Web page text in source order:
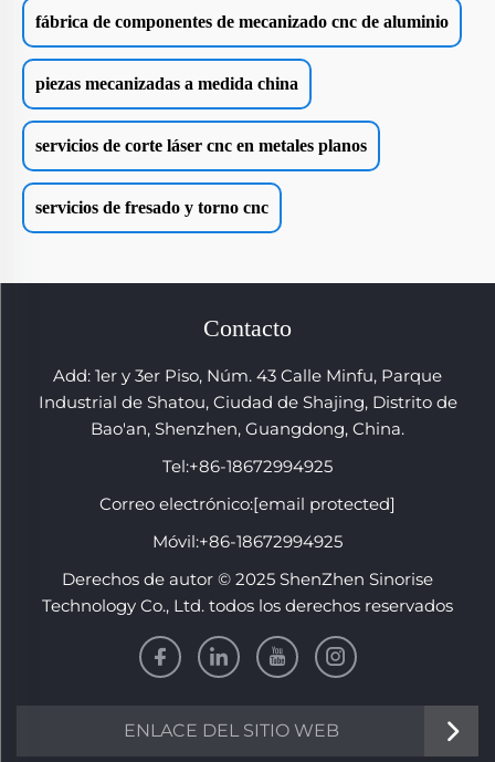
fábrica de componentes de mecanizado cnc de aluminio
piezas mecanizadas a medida china
servicios de corte láser cnc en metales planos
servicios de fresado y torno cnc
Contacto
Add: 1er y 3er Piso, Núm. 43 Calle Minfu, Parque
Industrial de Shatou, Ciudad de Shajing, Distrito de
Bao'an, Shenzhen, Guangdong, China.
Tel:+86-18672994925
Correo electrónico:[email protected]
Móvil:+86-18672994925
Derechos de autor © 2025 ShenZhen Sinorise
Technology Co., Ltd. todos los derechos reservados
ENLACE DEL SITIO WEB